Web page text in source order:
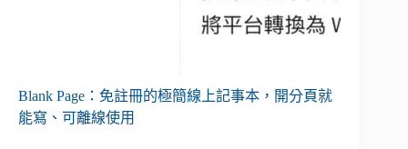
Blank Page：免註冊的極簡線上記事本，開分頁就
能寫、可離線使用